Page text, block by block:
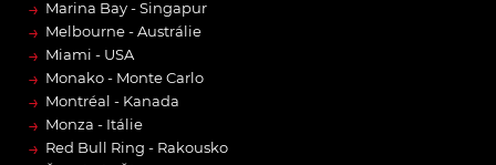
→ Marina Bay - Singapur
→ Melbourne - Austrálie
→ Miami - USA
→ Monako - Monte Carlo
→ Montréal - Kanada
→ Monza - Itálie
→ Red Bull Ring - Rakousko